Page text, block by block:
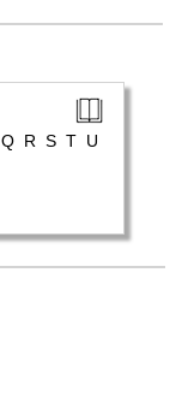
Q R S T U